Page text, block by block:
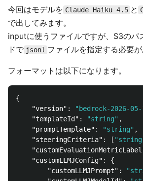
今回はモデルを Claude Haiku 4.5 と
で出してみます。
inputに使うファイルですが、S3のパ
ドで jsonl ファイルを指定する必要が
フォーマットは以下になります。
{
"version" : "bedrock-2026-05-
"templateId" : "string" ,
"promptTemplate" : "string" ,
"steeringCriteria" : [
"customLLMJConfig" : {
"customLLMJPrompt" :